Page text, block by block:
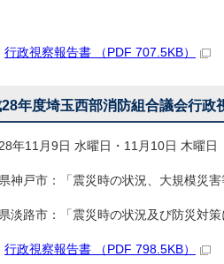
行政視察報告書 （PDF 707.5KB）
年度埼玉西部消防組合議会行政
年11月9日 水曜日・11月10日 木曜日
神戸市：「震災時の状況、大規模災
淡路市：「震災時の状況及び防災対策
行政視察報告書 （PDF 798.5KB）